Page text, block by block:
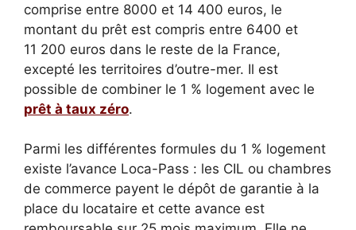
comprise entre 8000 et 14 400 euros, le
montant du prêt est compris entre 6400 et
11 200 euros dans le reste de la France,
excepté les territoires d’outre-mer. Il est
possible de combiner le 1 % logement avec le
prêt à taux zéro.
Parmi les différentes formules du 1 % logement
existe l’avance Loca-Pass : les CIL ou chambres
de commerce payent le dépôt de garantie à la
place du locataire et cette avance est